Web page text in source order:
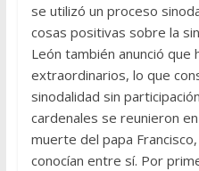
se utilizó un proceso
cosas positivas sobre la
León también anunció que
extraordinarios, lo que
sinodalidad sin
cardenales se reunieron
muerte del papa
conocían entre sí. Por